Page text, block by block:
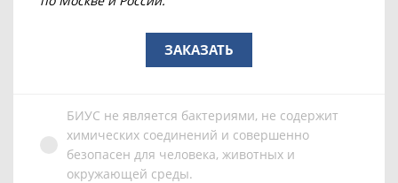
ЗАКАЗАТЬ
БИУС не является бактериями, не содержит
химических соединений и совершенно
безопасен для человека, животных и
окружающей среды.